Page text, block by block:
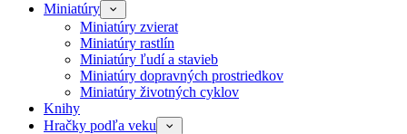
Miniatúry
Miniatúry zvierat
Miniatúry rastlín
Miniatúry ľudí a stavieb
Miniatúry dopravných prostriedkov
Miniatúry životných cyklov
Knihy
Hračky podľa veku